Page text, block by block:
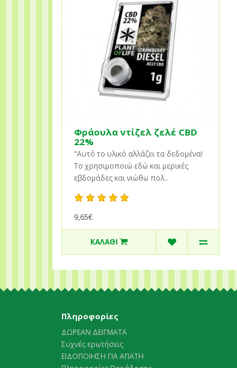
Φράουλα ντίζελ ζελέ CBD
22%
"Αυτό το υλικό αλλάζει τα δεδομένα!
Το χρησιμοποιώ εδώ και μερικές
εβδομάδες και νιώθω πολ..
9,65€
ΚΑΛΆΘΙ
Πληροφορίες
ΔΩΡΕΑΝ ΔΕΙΓΜΑΤΑ
Συχνές ερωτήσεις
ΕΙΔΟΠΟΙΗΣΗ ΓΙΑ ΑΠΑΤΗ